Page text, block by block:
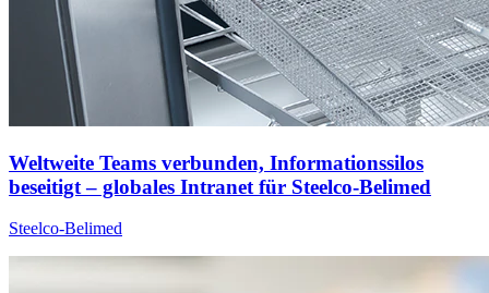
Weltweite Teams verbunden, Informationssilos
beseitigt – globales Intranet für Steelco-Belimed
Steelco-Belimed